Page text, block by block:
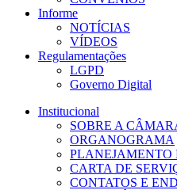
Informe
NOTÍCIAS
VÍDEOS
Regulamentações
LGPD
Governo Digital
Institucional
SOBRE A
ORGANOGRAMA
PLANEJAMENTO
CARTA DE
CONTATOS E